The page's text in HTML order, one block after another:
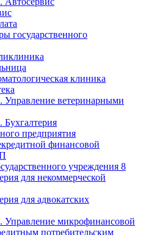
государственного
клиника
Управление ветеринарными
предприятия
финансовой
учреждения 8
для некоммерческой
для адвокатских
Управление микрофинансовой
потребительским